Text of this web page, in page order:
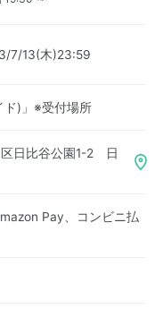
7/13(木)23:59
ド)」※受付場所
日比谷公園1-2 日
Pay、コンビニ払